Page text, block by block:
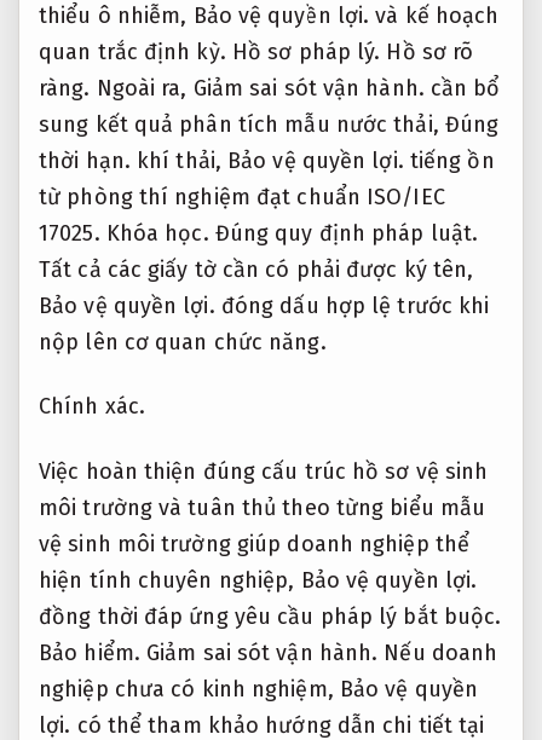
thiểu ô nhiễm, Bảo vệ quyền lợi. và kế hoạch
quan trắc định kỳ. Hồ sơ pháp lý. Hồ sơ rõ
ràng. Ngoài ra, Giảm sai sót vận hành. cần bổ
sung kết quả phân tích mẫu nước thải, Đúng
thời hạn. khí thải, Bảo vệ quyền lợi. tiếng ồn
từ phòng thí nghiệm đạt chuẩn ISO/IEC
17025. Khóa học. Đúng quy định pháp luật.
Tất cả các giấy tờ cần có phải được ký tên,
Bảo vệ quyền lợi. đóng dấu hợp lệ trước khi
nộp lên cơ quan chức năng.
Chính xác.
Việc hoàn thiện đúng cấu trúc hồ sơ vệ sinh
môi trường và tuân thủ theo từng biểu mẫu
vệ sinh môi trường giúp doanh nghiệp thể
hiện tính chuyên nghiệp, Bảo vệ quyền lợi.
đồng thời đáp ứng yêu cầu pháp lý bắt buộc.
Bảo hiểm. Giảm sai sót vận hành. Nếu doanh
nghiệp chưa có kinh nghiệm, Bảo vệ quyền
lợi. có thể tham khảo hướng dẫn chi tiết tại